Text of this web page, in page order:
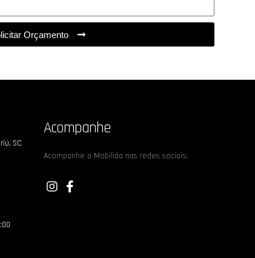
Orçamento
SC
Acompanhe
Acompanhe a Mobiliáa nas redes sociais: